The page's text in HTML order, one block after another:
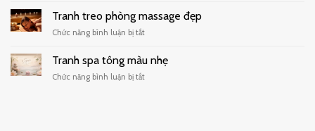
giản
treo
quán
đẹp
Tranh treo phòng massage đẹp
Chức năng bình luận bị tắtở
treo
phòng
massage
Tranh spa tông màu nhẹ
Chức năng bình luận bị tắtở